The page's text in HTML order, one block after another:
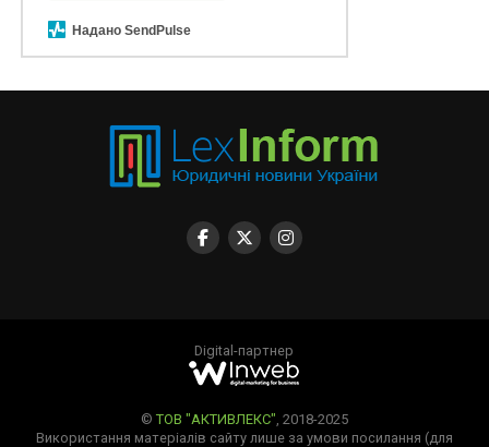
Надано SendPulse
Digital-партнер
© ТОВ "АКТИВЛЕКС" , 2018-2025
Використання матеріалів сайту лише за умови посилання (для